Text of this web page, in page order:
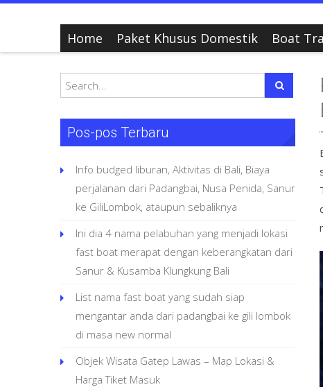
Home Paket Khusus Domestik Boat
Pos-pos Terbaru
Info budged liburan, Aktivitas di Bali, Biaya
perjalanan dari Padangbai, Nusa Penida, Sanur
ke GiliLombok, ataupun sebaliknya
Ini dia 4 nama pelabuhan yang menjadi lokasi
fast boat merapat dengan keberangkatan dari
Sanur & Kusamba Klungkung Bali
List nama fast boat yang sudah siap
mengantar anda dari padangbai ke gili lombok
di masa new normal
Objek Wisata Gatep Lawas – Map Lokasi &
Harga Tiket Masuk